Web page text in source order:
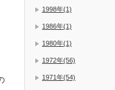
1998年(1)
1986年(1)
1980年(1)
1972年(56)
1971年(54)